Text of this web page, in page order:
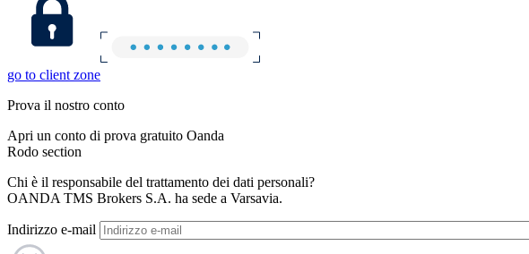
go to client zone
Prova il nostro conto
Apri un conto di prova gratuito Oanda
Rodo section
Chi è il responsabile del trattamento dei dati personali?
OANDA TMS Brokers S.A. ha sede a Varsavia.
Indirizzo e-mail